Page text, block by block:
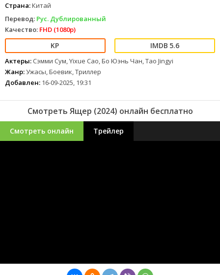
Страна:Китай
Перевод: Рус. Дублированный
Качество: FHD (1080p)
5.6
Актеры: Сэмми Сум, Yixue Cao, Бо Юэнь Чан, Tao Jingyi
Жанр:Ужасы, Боевик, Триллер
Добавлен: 16-09-2025, 19:31
Смотреть Ящер (2024) онлайн бесплатно
Смотреть онлайн Трейлер